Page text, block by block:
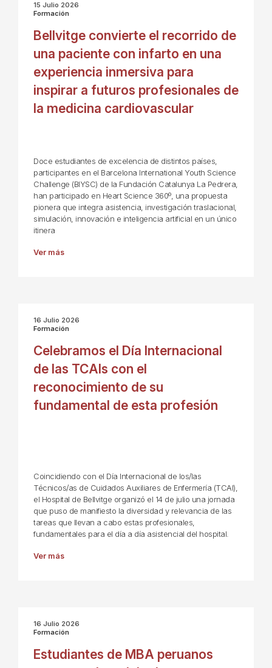
15 Julio 2026
Formación
Bellvitge convierte el recorrido de
una paciente con infarto en una
experiencia inmersiva para
inspirar a futuros profesionales de
la medicina cardiovascular
Doce estudiantes de excelencia de distintos países,
participantes en el Barcelona International Youth Science
Challenge (BIYSC) de la Fundación Catalunya La Pedrera,
han participado en Heart Science 360º, una propuesta
pionera que integra asistencia, investigación traslacional,
simulación, innovación e inteligencia artificial en un único
itinera
Ver más
16 Julio 2026
Formación
Celebramos el Día Internacional
de las TCAIs con el
reconocimiento de su
fundamental de esta profesión
Coincidiendo con el Día Internacional de los/las
Técnicos/as de Cuidados Auxiliares de Enfermería (TCAI),
el Hospital de Bellvitge organizó el 14 de julio una jornada
que puso de manifiesto la diversidad y relevancia de las
tareas que llevan a cabo estas profesionales,
fundamentales para el día a día asistencial del hospital.
Ver más
16 Julio 2026
Formación
Estudiantes de MBA peruanos